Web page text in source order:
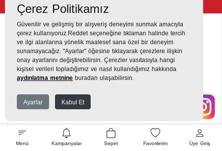
Menü Kampanyalar Sepet Favorilerim Üye Giriş
Destek Hattı
0216 420 00 00
Yukarı Dudullu, Alemdağ Cd No: 806, 34760 Dudullu, Ümraniye,
İstanbul
Çerez Politikamız
Güvenilir ve gelişmiş bir alışveriş deneyimi sunmak amacıyla
çerez kullanıyoruz.Reddet seçeneğine tıklaman halinde tercih
ve ilgi alanlarına yönelik maalesef sana özel bir deneyim
sunamayacağız. "Ayarlar" öğesine tıklayarak çerezlere ilişkin
onay ayarlarını değiştirebilirsin. Çerezler vasıtasıyla hangi
kişisel verileri topladığımız ve nasıl kullandığımız hakkında
aydınlatma metnine buradan ulaşabilirsin.
Ayarlar Kabul Et